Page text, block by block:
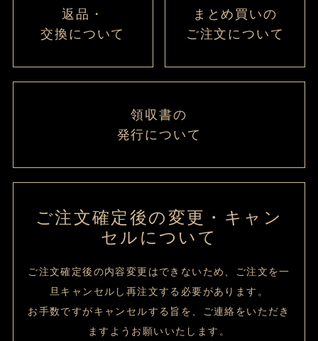
返品・
交換について
まとめ買いの
ご注文について
領収書の
発行について
ご注文確定後の変更・キャン
セルについて
ご注文確定後の内容変更はできないため、ご注文を一
旦キャンセルし再注文する必要があります。
お手数ですがキャンセルする旨を、ご連絡をいただき
ますようお願いいたします。